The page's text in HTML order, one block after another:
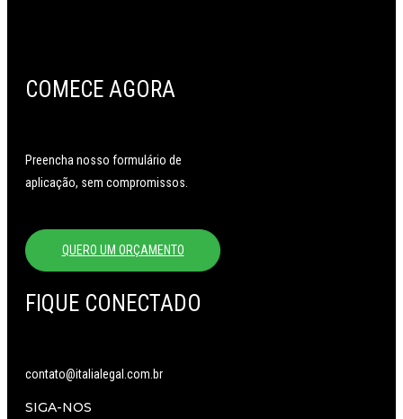
COMECE AGORA
Preencha nosso formulário de
aplicação, sem compromissos.
QUERO UM ORÇAMENTO
FIQUE CONECTADO
contato@italialegal.com.br
SIGA-NOS